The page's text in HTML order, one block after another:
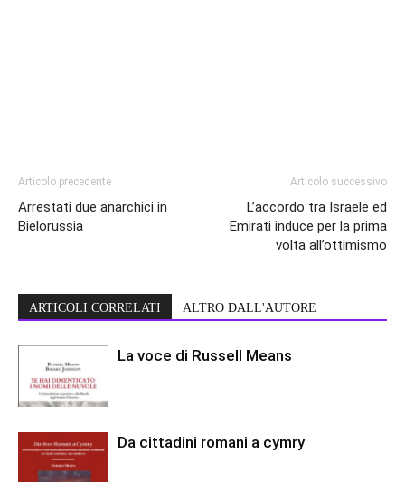
Articolo precedente
Arrestati due anarchici in
Bielorussia
Articolo successivo
L’accordo tra Israele ed
Emirati induce per la prima
volta all’ottimismo
ARTICOLI CORRELATI ALTRO DALL'AUTORE
La voce di Russell Means
Da cittadini romani a cymry